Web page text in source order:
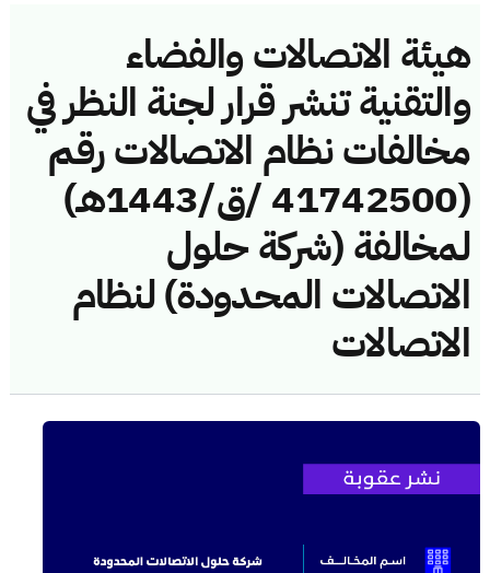
هيئة الاتصالات والفضاء
والتقنية تنشر قرار لجنة النظر في
مخالفات نظام الاتصالات رقم
(41742500 /ق/1443هـ)
لمخالفة (شركة حلول
الاتصالات المحدودة) لنظام
الاتصالات